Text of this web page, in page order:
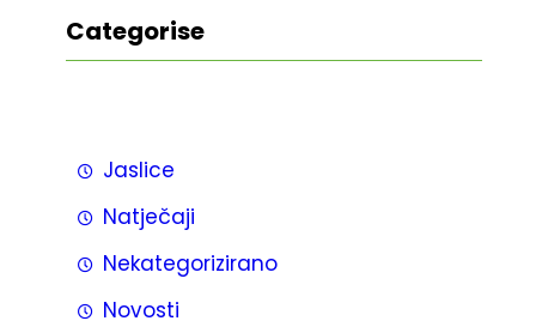
Categorise
Jaslice
Natječaji
Nekategorizirano
Novosti